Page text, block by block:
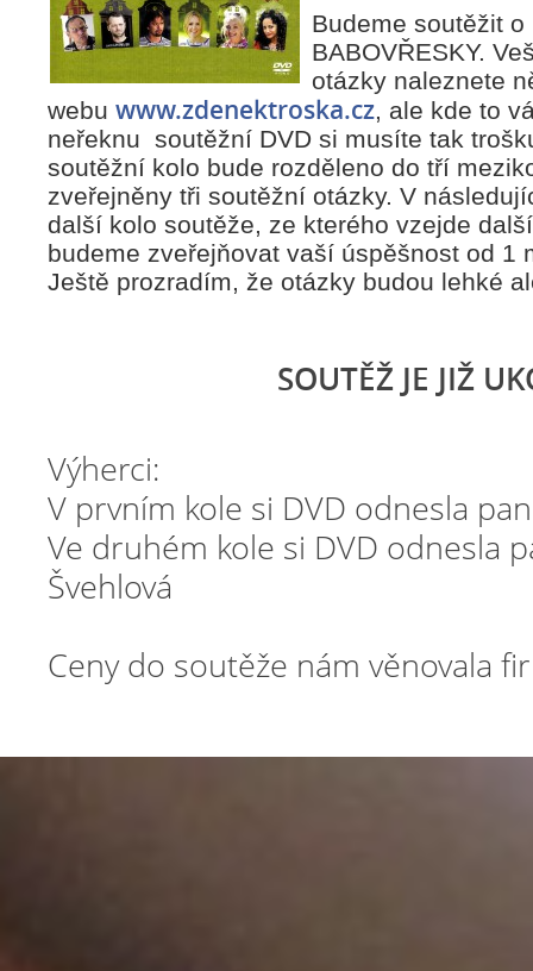
Budeme soutěžit
BABOVŘESKY.
otázky naleznete
webu www.zdenektroska.cz, ale kde to
neřeknu soutěžní DVD si musíte tak
soutěžní kolo bude rozděleno do tří
zveřejněny tři soutěžní otázky. V
další kolo soutěže, ze kterého vzejde
budeme zveřejňovat vaší úspěšnost od 1
Ještě prozradím, že otázky budou lehké
SOUTĚŽ JE JIŽ
Výherci:
V prvním kole si DVD odnesla
Ve druhém kole si DVD odnesla
Švehlová
Ceny do soutěže nám věnovala